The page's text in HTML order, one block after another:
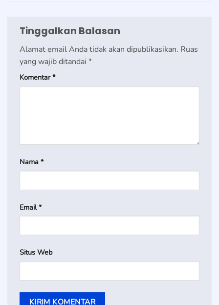
Tinggalkan Balasan
Alamat email Anda tidak akan dipublikasikan. Ruas
yang wajib ditandai *
Komentar*
Nama *
Email*
Situs Web